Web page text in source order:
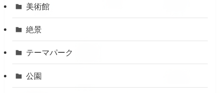
美術館
絶景
テーマパーク
公園